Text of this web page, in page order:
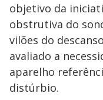
objetivo da
obstrutiva do
vilões do
avaliado a
aparelho
distúrbio.